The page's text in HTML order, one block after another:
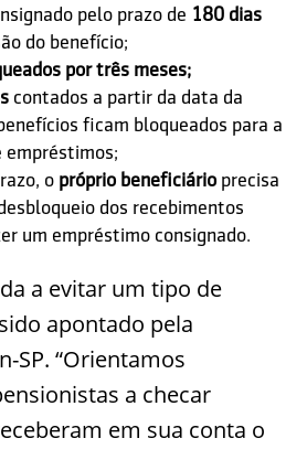
pelo prazo de 180 dias
do benefício;
por três meses;
contados a partir da data da
ficam bloqueados para a
empréstimos;
o próprio beneficiário precisa
dos recebimentos
um empréstimo consignado.
a evitar um tipo de
apontado pela
SP. “Orientamos
a checar
em sua conta o